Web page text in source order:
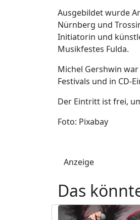
Ausgebildet wurde
Nürnberg und
Initiatorin und
Musikfestes Fulda.
Michel Gershwin
Festivals und in CD-
Der Eintritt ist frei,
Foto: Pixabay
Anzeige
Das